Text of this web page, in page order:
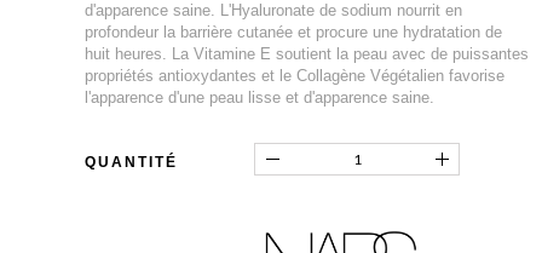
d'apparence saine. L'Hyaluronate de sodium nourrit en
profondeur la barrière cutanée et procure une hydratation de
huit heures. La Vitamine E soutient la peau avec de puissantes
propriétés antioxydantes et le Collagène Végétalien favorise
l'apparence d'une peau lisse et d'apparence saine.
QUANTITÉ